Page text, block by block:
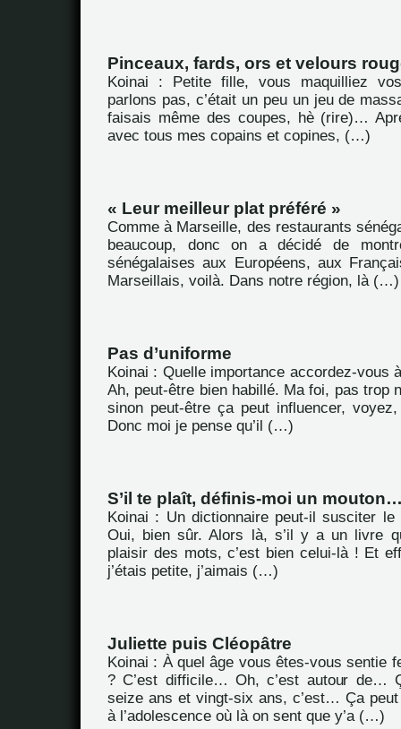
Pinceaux, fards, ors et velours
Koinai : Petite fille, vous maquilliez
parlons pas, c’était un peu un jeu de
faisais même des coupes, hè (rire)…
avec tous mes copains et copines, (…)
« Leur meilleur plat préféré »
Comme à Marseille, des restaurants
beaucoup, donc on a décidé de
sénégalaises aux Européens, aux
Marseillais, voilà. Dans notre région, là (…)
Pas d’uniforme
Koinai : Quelle importance accordez-vous
Ah, peut-être bien habillé. Ma foi, pas trop
sinon peut-être ça peut influencer,
Donc moi je pense qu’il (…)
S’il te plaît, définis-moi un
Koinai : Un dictionnaire peut-il susciter
Oui, bien sûr. Alors là, s’il y a un livre
plaisir des mots, c’est bien celui-là ! Et
j’étais petite, j’aimais (…)
Juliette puis Cléopâtre
Koinai : À quel âge vous êtes-vous sentie
? C’est difficile… Oh, c’est autour de…
seize ans et vingt-six ans, c’est… Ça
à l’adolescence où là on sent que y’a (…)